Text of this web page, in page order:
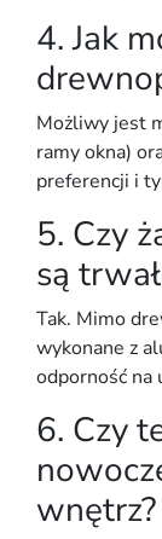
4. Jak
Możliwy jest
ramy okna)
preferencji i
5. Czy
są
Tak. Mimo
wykonane z
odporność na
6. Czy
wnętrz?